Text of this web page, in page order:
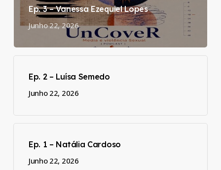
Ep. 3 – Vanessa Ezequiel Lopes
Junho 22, 2026
Ep. 2 – Luísa Semedo
Junho 22, 2026
Ep. 1 – Natália Cardoso
Junho 22, 2026